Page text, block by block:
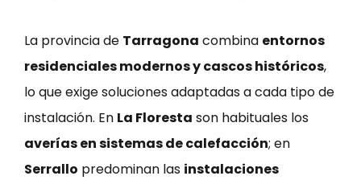
La provincia de Tarragona combina entornos
residenciales modernos y cascos históricos,
lo que exige soluciones adaptadas a cada tipo de
instalación. En La Floresta son habituales los
averías en sistemas de calefacción; en
Serrallo predominan las instalaciones